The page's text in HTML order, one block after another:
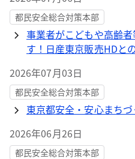
都民安全総合対策本部
事業者がこどもや高齢
す！日産東京販売HDと
2026年07月03日
都民安全総合対策本部
東京都安全・安心まち
2026年06月26日
都民安全総合対策本部